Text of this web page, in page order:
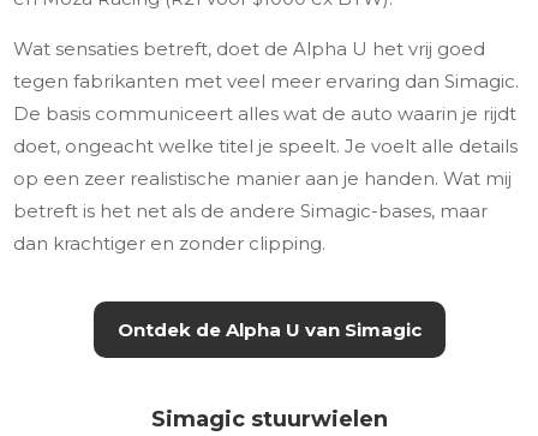
Wat sensaties betreft, doet de Alpha U het vrij goed
tegen fabrikanten met veel meer ervaring dan Simagic.
De basis communiceert alles wat de auto waarin je rijdt
doet, ongeacht welke titel je speelt. Je voelt alle details
op een zeer realistische manier aan je handen. Wat mij
betreft is het net als de andere Simagic-bases, maar
dan krachtiger en zonder clipping.
Ontdek de Alpha U van Simagic
Simagic stuurwielen